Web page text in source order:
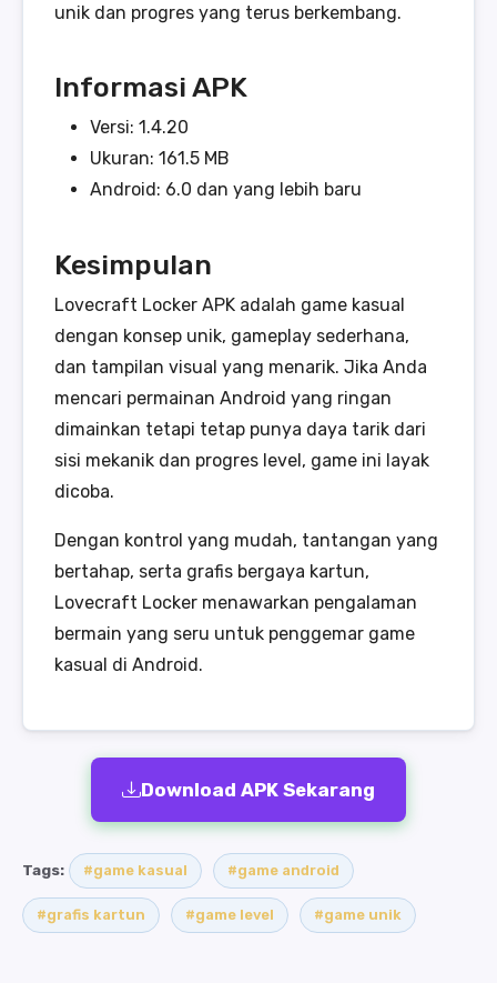
unik dan progres yang terus berkembang.
Informasi APK
Versi: 1.4.20
Ukuran: 161.5 MB
Android: 6.0 dan yang lebih baru
Kesimpulan
Lovecraft Locker APK adalah game kasual
dengan konsep unik, gameplay sederhana,
dan tampilan visual yang menarik. Jika Anda
mencari permainan Android yang ringan
dimainkan tetapi tetap punya daya tarik dari
sisi mekanik dan progres level, game ini layak
dicoba.
Dengan kontrol yang mudah, tantangan yang
bertahap, serta grafis bergaya kartun,
Lovecraft Locker menawarkan pengalaman
bermain yang seru untuk penggemar game
kasual di Android.
Download APK Sekarang
Tags: #game kasual #game android
#grafis kartun #game level #game unik